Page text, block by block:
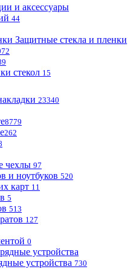
и аксессуары
44
Защитные стекла и пленки
стекол 15
23340
8779
262
чехлы 97
и ноутбуков 520
карт 11
5
513
127
0
устройства
устройства 730